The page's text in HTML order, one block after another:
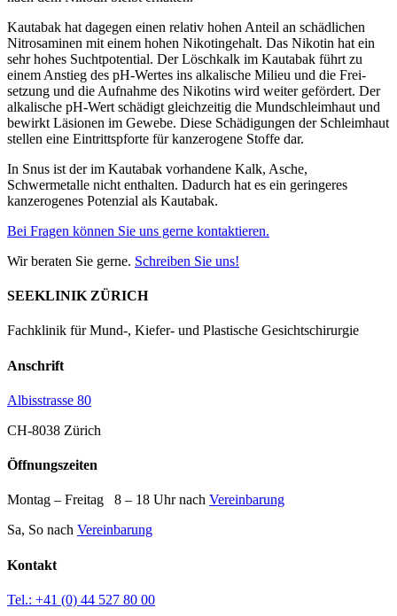
Kautabak hat dagegen einen relativ hohen Anteil an schädlichen
Nitrosaminen mit einem hohen Nikotingehalt. Das Nikotin hat ein
sehr hohes Suchtpotential. Der Löschkalk im Kautabak führt zu
einem Anstieg des pH-Wertes ins alkalische Milieu und die Frei­
setzung und die Aufnahme des Nikotins wird weiter gefördert. Der
alkalische pH-Wert schädigt gleichzeitig die Mundschleimhaut und
bewirkt Läsionen im Gewebe. Diese Schädigungen der Schleimhaut
stellen eine Eintrittspforte für kanzerogene Stoffe dar.
In Snus ist der im Kautabak vorhandene Kalk, Asche,
Schwermetalle nicht enthalten. Dadurch hat es ein geringeres
kanzerogenes Potenzial als Kautabak.
Bei Fragen können Sie uns gerne kontaktieren.
Wir beraten Sie gerne. Schreiben Sie uns!
SEEKLINIK ZÜRICH
Fachklinik für Mund-, Kiefer- und Plastische Gesichtschirurgie
Anschrift
Albisstrasse 80
CH-8038 Zürich
Öffnungszeiten
Montag – Freitag 8 – 18 Uhr nach Vereinbarung
Sa, So nach Vereinbarung
Kontakt
Tel.: +41 (0) 44 527 80 00